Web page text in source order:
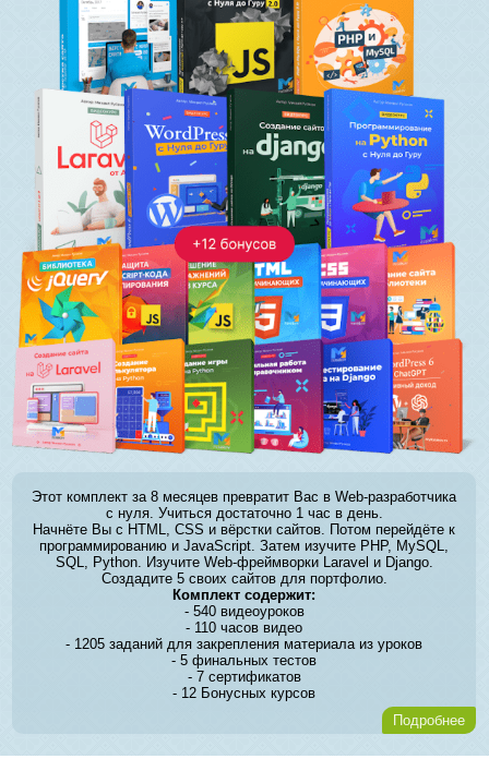
Этот комплект за 8 месяцев превратит Вас в Web-разработчика
с нуля. Учиться достаточно 1 час в день.
Начнёте Вы с HTML, CSS и вёрстки сайтов. Потом перейдёте к
программированию и JavaScript. Затем изучите PHP, MySQL,
SQL, Python. Изучите Web-фреймворки Laravel и Django.
Создадите 5 своих сайтов для портфолио.
Комплект содержит:
- 540 видеоуроков
- 110 часов видео
- 1205 заданий для закрепления материала из уроков
- 5 финальных тестов
- 7 сертификатов
- 12 Бонусных курсов
Подробнее